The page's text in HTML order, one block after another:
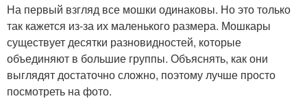
На первый взгляд все мошки одинаковы. Но это только
так кажется из-за их маленького размера. Мошкары
существует десятки разновидностей, которые
объединяют в большие группы. Объяснять, как они
выглядят достаточно сложно, поэтому лучше просто
посмотреть на фото.